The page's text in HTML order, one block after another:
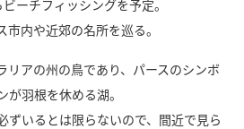
ーチフィッシングを予定。
内や近郊の名所を巡る。
リアの州の鳥であり、パースのシンボ
羽根を休める湖。
ずいるとは限らないので、間近で見ら